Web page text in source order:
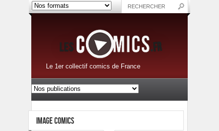
Le 1er collectif comics de France
IMAGE COMICS